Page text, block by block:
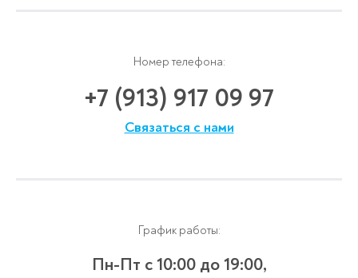
Номер телефона:
+7 (913) 917 09 97
Связаться с нами
График работы:
Пн-Пт с 10:00 до 19:00,